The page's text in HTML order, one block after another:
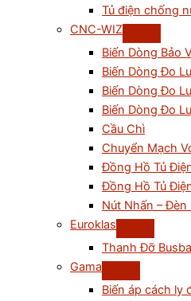
Tủ điện chống
CNC-WIZ
Biến Dòng Bảo
Biến Dòng Đo
Biến Dòng Đo
Biến Dòng Đo
Cầu Chì
Chuyển Mạch
Đồng Hồ Tủ
Đồng Hồ Tủ
Nút Nhấn – Đèn
Euroklas
Thanh Đỡ
Gama
Biến áp cách ly